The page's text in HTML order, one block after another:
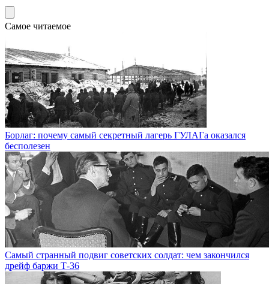
Самое читаемое
Борлаг: почему самый секретный лагерь ГУЛАГа оказался
бесполезен
Самый странный подвиг советских солдат: чем закончился
дрейф баржи Т-36